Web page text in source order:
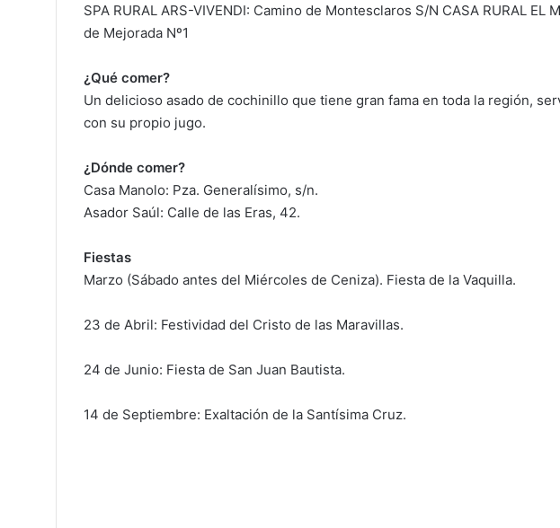
SPA RURAL ARS-VIVENDI: Camino de Montesclaros S/N CASA RURAL EL
de Mejorada Nº1
¿Qué comer?
Un delicioso asado de cochinillo que tiene gran fama en toda la región,
con su propio jugo.
¿Dónde comer?
Casa Manolo: Pza. Generalísimo, s/n.
Asador Saúl: Calle de las Eras, 42.
Fiestas
Marzo (Sábado antes del Miércoles de Ceniza). Fiesta de la Vaquilla.
23 de Abril: Festividad del Cristo de las Maravillas.
24 de Junio: Fiesta de San Juan Bautista.
14 de Septiembre: Exaltación de la Santísima Cruz.